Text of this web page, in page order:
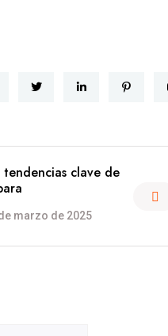
clave de
marzo de 2025